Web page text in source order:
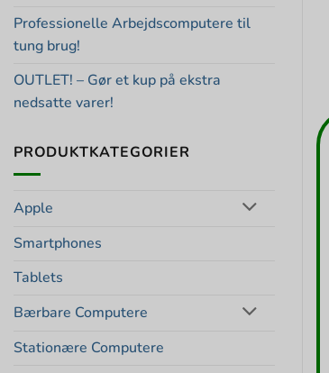
Professionelle Arbejdscomputere til
tung brug!
OUTLET! – Gør et kup på ekstra
nedsatte varer!
PRODUKTKATEGORIER
Apple
Smartphones
Tablets
Bærbare Computere
Stationære Computere